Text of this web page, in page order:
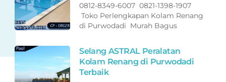
0812-8349-6007 0821-1398-1907
Toko Perlengkapan Kolam Renang
di Purwodadi Murah Bagus
Selang ASTRAL Peralatan
Kolam Renang di Purwodadi
Terbaik